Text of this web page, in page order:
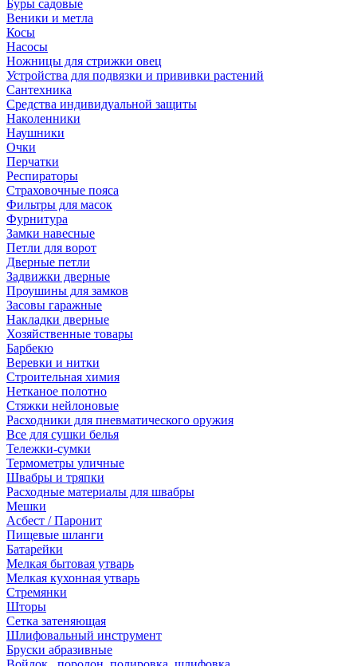
Буры садовые
Веники и метла
Косы
Насосы
Ножницы для стрижки овец
Устройства для подвязки и прививки растений
Сантехника
Средства индивидуальной защиты
Наколенники
Наушники
Очки
Перчатки
Респираторы
Страховочные пояса
Фильтры для масок
Фурнитура
Замки навесные
Петли для ворот
Дверные петли
Задвижки дверные
Проушины для замков
Засовы гаражные
Накладки дверные
Хозяйственные товары
Барбекю
Веревки и нитки
Строительная химия
Нетканое полотно
Стяжки нейлоновые
Расходники для пневматического оружия
Все для сушки белья
Тележки-сумки
Термометры уличные
Швабры и тряпки
Расходные материалы для швабры
Мешки
Асбест / Паронит
Пищевые шланги
Батарейки
Мелкая бытовая утварь
Мелкая кухонная утварь
Стремянки
Шторы
Сетка затеняющая
Шлифовальный инструмент
Бруски абразивные